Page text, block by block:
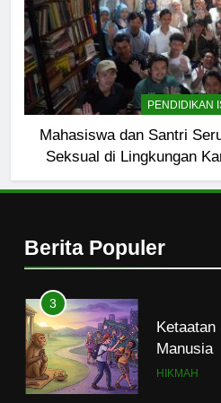
PENDIDIKAN
Mahasiswa dan Santri
Seksual di Lingkungan
Berita Populer
HIKMAH
1
Naluri
HIKMAH
2
HIKMAH
3
Ketaatan
Manusia
HIKMAH